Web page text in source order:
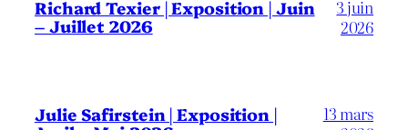
Richard Texier | Exposition | Juin
– Juillet 2026
3 juin
2026
Julie Safirstein | Exposition |
13 mars